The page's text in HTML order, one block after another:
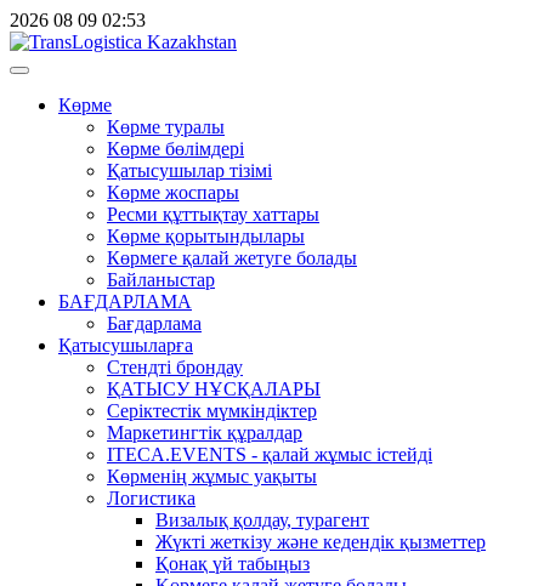
2026 08 09 02:53
Көрме
Көрме туралы
Көрме бөлімдері
Қатысушылар тізімі
Көрме жоспары
Ресми құттықтау хаттары
Көрме қорытындылары
Көрмеге қалай жетуге болады
Байланыстар
БАҒДАРЛАМА
Бағдарлама
Қатысушыларға
Стендті брондау
ҚАТЫСУ НҰСҚАЛАРЫ
Серіктестік мүмкіндіктер
Маркетингтік құралдар
ITECA.EVENTS - қалай жұмыс істейді
Көрменің жұмыс уақыты
Логистика
Визалық қолдау, турагент
Жүкті жеткізу және кедендік қызметтер
Қонақ үй табыңыз